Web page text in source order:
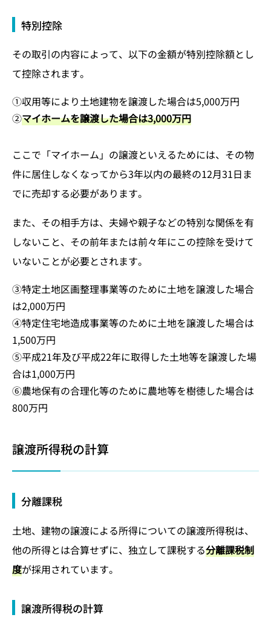
特別控除
その取引の内容によって、以下の金額が特別控除額とし
て控除されます。
①収用等により土地建物を譲渡した場合は5,000万円
②マイホームを譲渡した場合は3,000万円
ここで「マイホーム」の譲渡といえるためには、その物
件に居住しなくなってから3年以内の最終の12月31日ま
でに売却する必要があります。
また、その相手方は、夫婦や親子などの特別な関係を有
しないこと、その前年または前々年にこの控除を受けて
いないことが必要とされます。
③特定土地区画整理事業等のために土地を譲渡した場合
は2,000万円
④特定住宅地造成事業等のために土地を譲渡した場合は
1,500万円
⑤平成21年及び平成22年に取得した土地等を譲渡した場
合は1,000万円
⑥農地保有の合理化等のために農地等を樹徳した場合は
800万円
譲渡所得税の計算
分離課税
土地、建物の譲渡による所得についての譲渡所得税は、
他の所得とは合算せずに、独立して課税する分離課税制
度が採用されています。
譲渡所得税の計算